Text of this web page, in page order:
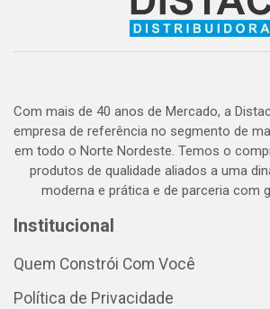
Com mais de 40 anos de Mercado, a
empresa de referência no segmento de
em todo o Norte Nordeste. Temos o
produtos de qualidade aliados a uma
moderna e prática e de parceria com
Institucional
Quem Constrói Com Você
Política de Privacidade